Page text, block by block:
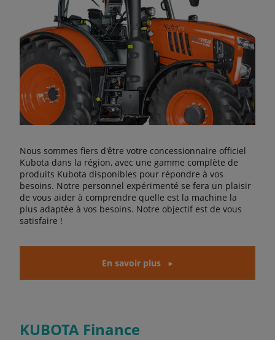
Nous sommes fiers d'être votre concessionnaire officiel
Kubota dans la région, avec une gamme complète de
produits Kubota disponibles pour répondre à vos
besoins. Notre personnel expérimenté se fera un plaisir
de vous aider à comprendre quelle est la machine la
plus adaptée à vos besoins. Notre objectif est de vous
satisfaire !
En savoir plus
KUBOTA Finance